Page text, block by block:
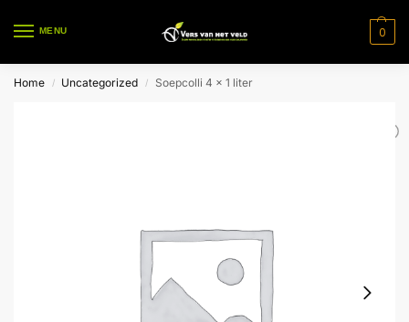
MENU 0
Home / Uncategorized / Soepcolli 4 x 1 liter